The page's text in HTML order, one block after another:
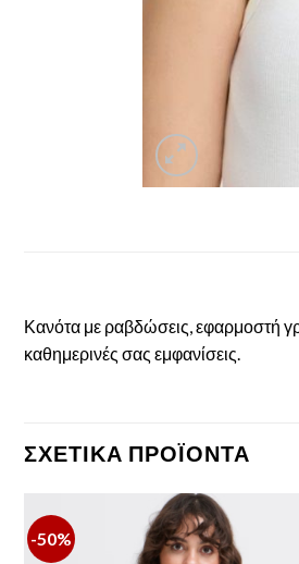
Κανότα με ραβδώσεις, εφαρμοστή
καθημερινές σας εμφανίσεις.
ΣΧΕΤΙΚΆ ΠΡΟΪΌΝΤΑ
-50%